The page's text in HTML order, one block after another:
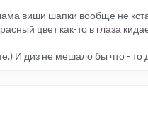
виши шапки вообще не
цвет как-то в глаза
И диз не мешало бы что - то